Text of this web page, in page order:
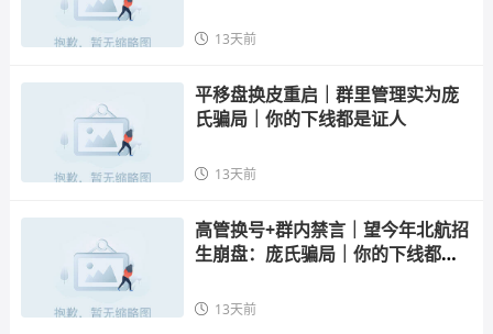
13天前
平移盘换皮重启｜群里管理实为庞
氏骗局｜你的下线都是证人
13天前
高管换号+群内禁言｜望今年北航招
生崩盘：庞氏骗局｜你的下线都是
13天前